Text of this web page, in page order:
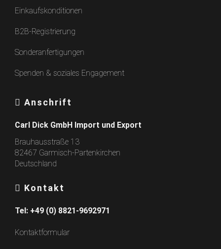
Einkaufskonditionen
B2B-Registrierung
Sonderanfertigungen
Spenden & soziales Engagement
Anschrift
Carl Dick GmbH Import und Export
Brauhausstraße 13
82467 Garmisch-Partenkirchen
Deutschland
Kontakt
Tel: +49 (0) 8821-9692971
Kontaktformular